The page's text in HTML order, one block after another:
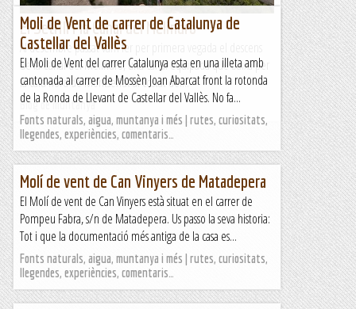
El Setrill i la Canal del Melindro
Al desembre passat vam fer per primera vegada el descens
de la Canal del Melindro, una canal equipada que baixa per
la cara nord de Montserrat al costat del...
Blog de muntanya
Moli de Vent de carrer de Catalunya de
Castellar del Vallès
El Moli de Vent del carrer Catalunya esta en una illeta amb
cantonada al carrer de Mossèn Joan Abarcat front la rotonda
de la Ronda de Llevant de Castellar del Vallès. No fa...
Fonts naturals, aigua, muntanya i més | rutes, curiositats,
llegendes, experiències, comentaris…
Molí de vent de Can Vinyers de Matadepera
El Molí de vent de Can Vinyers està situat en el carrer de
Pompeu Fabra, s/n de Matadepera. Us passo la seva historia:
Tot i que la documentació més antiga de la casa es...
Fonts naturals, aigua, muntanya i més | rutes, curiositats,
llegendes, experiències, comentaris…